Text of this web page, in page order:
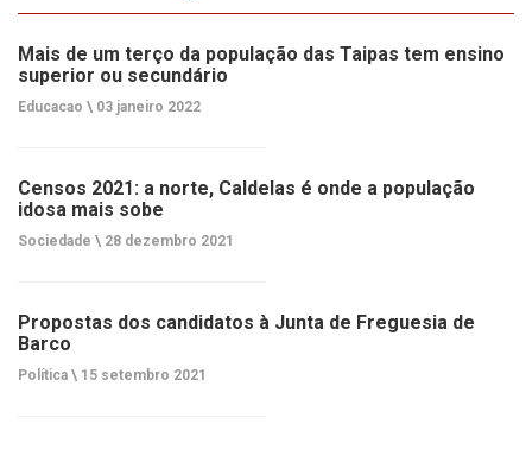
Mais de um terço da população das Taipas tem ensino
superior ou secundário
Educacao \ 03 janeiro 2022
Censos 2021: a norte, Caldelas é onde a população
idosa mais sobe
Sociedade \ 28 dezembro 2021
Propostas dos candidatos à Junta de Freguesia de
Barco
Política \ 15 setembro 2021